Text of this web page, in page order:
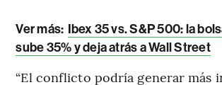
Ver más: Ibex 35 vs. S&P 500: la
sube 35% y deja atrás a Wall Street
“El conflicto podría generar más